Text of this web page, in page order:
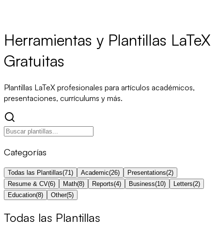
Herramientas y Plantillas LaTeX
Gratuitas
Plantillas LaTeX profesionales para artículos académicos,
presentaciones, currículums y más.
Categorías
Todas las Plantillas(71) Academic(26) Presentations(2)
Resume & CV(6) Math(8) Reports(4) Business(10) Letters(2)
Education(8) Other(5)
Todas las Plantillas